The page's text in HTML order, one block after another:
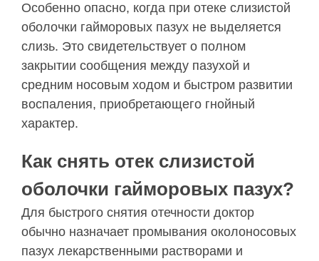
Особенно опасно, когда при отеке слизистой
оболочки гайморовых пазух не выделяется
слизь. Это свидетельствует о полном
закрытии сообщения между пазухой и
средним носовым ходом и быстром развитии
воспаления, приобретающего гнойный
характер.
Как снять отек слизистой
оболочки гайморовых пазух?
Для быстрого снятия отечности доктор
обычно назначает промывания околоносовых
пазух лекарственными растворами и